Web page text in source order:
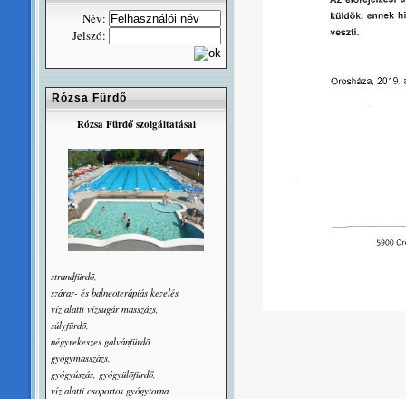
Név:
Jelszó:
Rózsa Fürdő
Rózsa Fürdő szolgáltatásai
strandfürdõ,
száraz- és balneoterápiás kezelés
víz alatti vízsugár masszázs,
súlyfürdõ,
négyrekeszes galvánfürdõ,
gyógymasszázs,
gyógyúszás, gyógyülõfürdő,
víz alatti csoportos gyógytorna,